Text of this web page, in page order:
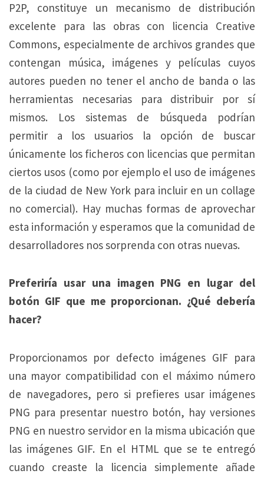
P2P, constituye un mecanismo de distribución
excelente para las obras con licencia Creative
Commons, especialmente de archivos grandes que
contengan música, imágenes y películas cuyos
autores pueden no tener el ancho de banda o las
herramientas necesarias para distribuir por sí
mismos. Los sistemas de búsqueda podrían
permitir a los usuarios la opción de buscar
únicamente los ficheros con licencias que permitan
ciertos usos (como por ejemplo el uso de imágenes
de la ciudad de New York para incluir en un collage
no comercial). Hay muchas formas de aprovechar
esta información y esperamos que la comunidad de
desarrolladores nos sorprenda con otras nuevas.
Preferiría usar una imagen PNG en lugar del
botón GIF que me proporcionan. ¿Qué debería
hacer?
Proporcionamos por defecto imágenes GIF para
una mayor compatibilidad con el máximo número
de navegadores, pero si prefieres usar imágenes
PNG para presentar nuestro botón, hay versiones
PNG en nuestro servidor en la misma ubicación que
las imágenes GIF. En el HTML que se te entregó
cuando creaste la licencia simplemente añade